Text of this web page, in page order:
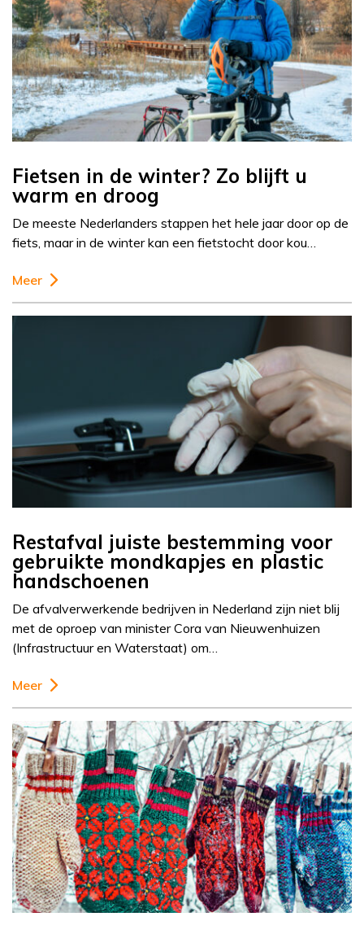
Fietsen in de winter? Zo blijft u
warm en droog
De meeste Nederlanders stappen het hele jaar door op de
fiets, maar in de winter kan een fietstocht door kou…
Meer
Restafval juiste bestemming voor
gebruikte mondkapjes en plastic
handschoenen
De afvalverwerkende bedrijven in Nederland zijn niet blij
met de oproep van minister Cora van Nieuwenhuizen
(Infrastructuur en Waterstaat) om…
Meer